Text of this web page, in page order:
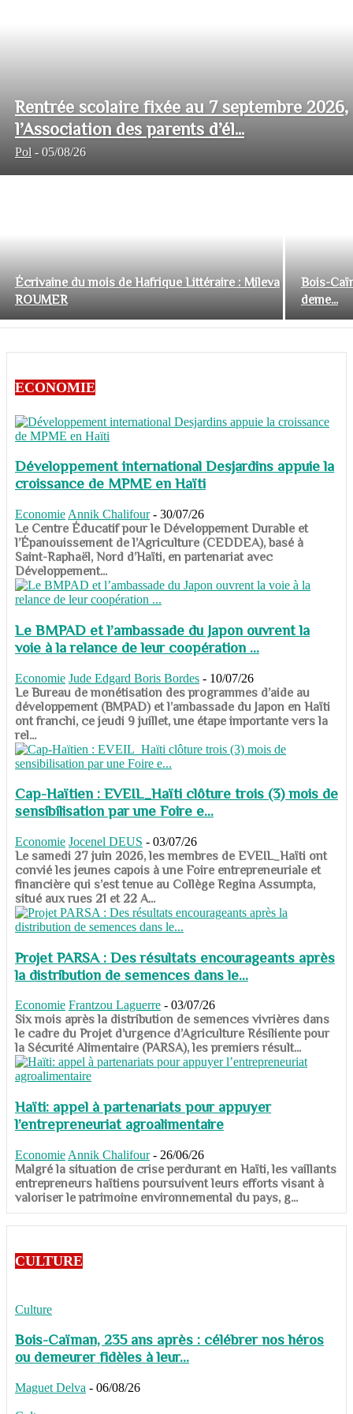
Rentrée scolaire fixée au 7 septembre 2026,
l’Association des parents d’él...
Pol - 05/08/26
Écrivaine du mois de Hafrique Littéraire : Mileva
ROUMER
Bois-
deme...
ECONOMIE
Développement international Desjardins appuie la
croissance de MPME en Haïti
Economie Annik Chalifour - 30/07/26
​​​​​​​Le Centre Éducatif pour le Développement Durable et
l’Épanouissement de l’Agriculture (CEDDEA), basé à
Saint-Raphaël, Nord d’Haïti, en partenariat avec
Développement...
Le BMPAD et l’ambassade du Japon ouvrent la
voie à la relance de leur coopération ...
Economie Jude Edgard Boris Bordes - 10/07/26
​​​​​​​Le Bureau de monétisation des programmes d’aide au
développement (BMPAD) et l’ambassade du Japon en Haïti
ont franchi, ce jeudi 9 juillet, une étape importante vers la
rel...
Cap-Haïtien : EVEIL_Haïti clôture trois (3) mois de
sensibilisation par une Foire e...
Economie Jocenel DEUS - 03/07/26
Le samedi 27 juin 2026, les membres de EVEIL_Haïti ont
convié les jeunes capois à une Foire entrepreneuriale et
financière qui s’est tenue au Collège Regina Assumpta,
situé aux rues 21 et 22 A...
Projet PARSA : Des résultats encourageants après
la distribution de semences dans le...
Economie Frantzou Laguerre - 03/07/26
​​​​​​​Six mois après la distribution de semences vivrières dans
le cadre du Projet d’urgence d’Agriculture Résiliente pour
la Sécurité Alimentaire (PARSA), les premiers résult...
Haïti: appel à partenariats pour appuyer
l’entrepreneuriat agroalimentaire
Economie Annik Chalifour - 26/06/26
​​​​​​​Malgré la situation de crise perdurant en Haïti, les vaillants
entrepreneurs haïtiens poursuivent leurs efforts visant à
valoriser le patrimoine environnemental du pays, g...
CULTURE
Culture
Bois-Caïman, 235 ans après : célébrer nos héros
ou demeurer fidèles à leur...
Maguet Delva - 06/08/26